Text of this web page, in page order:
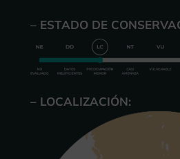
– ESTADO DE
– LOCALIZACIÓN: